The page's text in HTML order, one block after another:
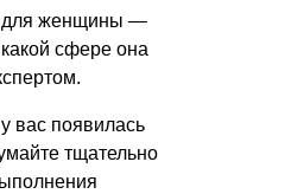
для женщины —
сфере она
вас появилась
тщательно